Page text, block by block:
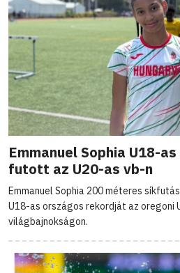
Emmanuel Sophia U18-
futott az U20-as vb-n
Emmanuel Sophia 200 méteres
U18-as országos rekordját az oregoni
világbajnokságon.